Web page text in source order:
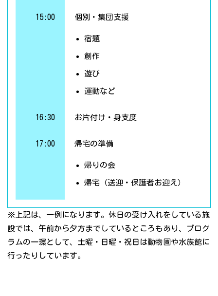
15:00 個別・集団支援
宿題
創作
遊び
運動など
16:30 お片付け・身支度
17:00 帰宅の準備
帰りの会
帰宅（送迎・保護者お迎え）
※上記は、一例になります。休日の受け入れをしている施
設では、午前から夕方までしているところもあり、プログ
ラムの一環として、土曜・日曜・祝日は動物園や水族館に
行ったりしています。